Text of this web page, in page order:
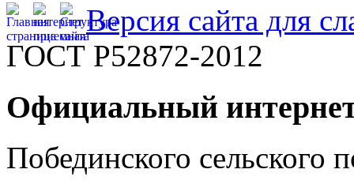
Версия сайта для
ГОСТ Р52872-2012
Официальный
Побединского сельского